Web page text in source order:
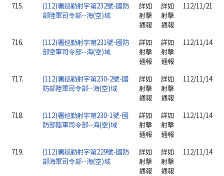
715.
(112)署巡勤射字第232號-國防
部陸軍司令部--海(空)域
詳如
射擊
通報
詳如
射擊
通報
112/11/21
716.
(112)署巡勤射字第231號-國防
部空軍司令部--海(空)域
詳如
射擊
通報
詳如
射擊
通報
112/11/14
717.
(112)署巡勤射字第230-2號-國
防部陸軍司令部--海(空)域
詳如
射擊
通報
詳如
射擊
通報
112/11/14
718.
(112)署巡勤射字第230-1號-國
防部陸軍司令部--海(空)域
詳如
射擊
通報
詳如
射擊
通報
112/11/14
719.
(112)署巡勤射字第229號-國防
部海軍司令部--海(空)域
詳如
射擊
通報
詳如
射擊
通報
112/11/14